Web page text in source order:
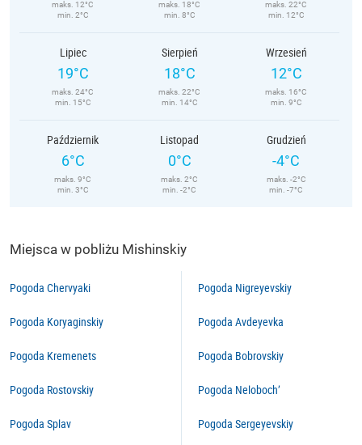
maks. 12°C
min. 2°C
maks. 18°C
min. 8°C
maks. 22°C
min. 12°C
Lipiec
19°C
maks. 24°C
min. 15°C
Sierpień
18°C
maks. 22°C
min. 14°C
Wrzesień
12°C
maks. 16°C
min. 9°C
Październik
6°C
maks. 9°C
min. 3°C
Listopad
0°C
maks. 2°C
min. -2°C
Grudzień
-4°C
maks. -2°C
min. -7°C
Miejsca w pobliżu Mishinskiy
Pogoda Chervyaki
Pogoda Koryaginskiy
Pogoda Kremenets
Pogoda Rostovskiy
Pogoda Splav
Pogoda Nigreyevskiy
Pogoda Avdeyevka
Pogoda Bobrovskiy
Pogoda Neloboch’
Pogoda Sergeyevskiy